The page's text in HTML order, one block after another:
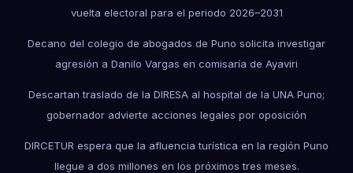
vuelta electoral para el periodo 2026–2031
Decano del colegio de abogados de Puno solicita investigar
agresión a Danilo Vargas en comisaría de Ayaviri
Descartan traslado de la DIRESA al hospital de la UNA Puno;
gobernador advierte acciones legales por oposición
DIRCETUR espera que la afluencia turística en la región Puno
llegue a dos millones en los próximos tres meses.